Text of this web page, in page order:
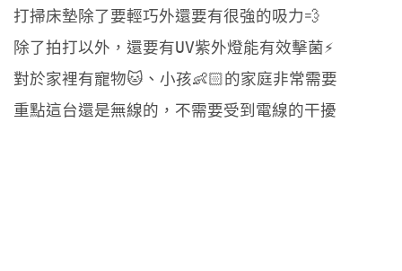
打掃床墊除了要輕巧外還要有很強的吸力💨
除了拍打以外，還要有UV紫外燈能有效擊菌⚡️
對於家裡有寵物🐱、小孩👶🏻的家庭非常需要
重點這台還是無線的，不需要受到電線的干擾